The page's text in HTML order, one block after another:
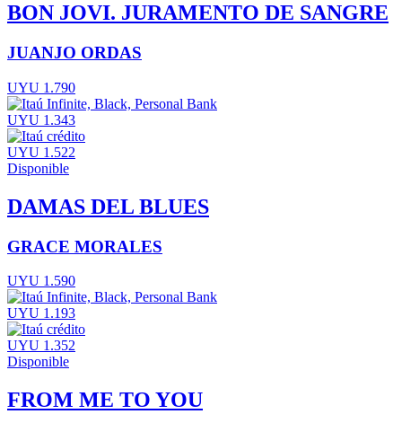
BON JOVI. JURAMENTO DE SANGRE
JUANJO ORDAS
UYU 1.790
UYU 1.343
UYU 1.522
Disponible
DAMAS DEL BLUES
GRACE MORALES
UYU 1.590
UYU 1.193
UYU 1.352
Disponible
FROM ME TO YOU